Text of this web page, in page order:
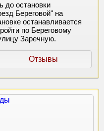
до остановки
Береговой" на
останавливается
по Береговому
Заречную.
Отзывы